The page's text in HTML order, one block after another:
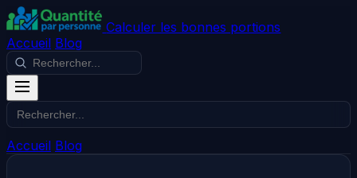
Calculer les bonnes portions
Accueil Blog
Accueil Blog